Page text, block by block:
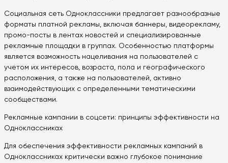
Социальная сеть Одноклассники предлагает разнообразные
форматы платной рекламы, включая баннеры, видеорекламу,
промо-посты в лентах новостей и специализированные
рекламные площадки в группах. Особенностью платформы
является возможность нацеливания на пользователей с
учетом их интересов, возраста, пола и географического
расположения, а также на пользователей, активно
взаимодействующих с определенными тематическими
сообществами.
Рекламные кампании в соцсети: принципы эффективности на
Одноклассниках
Для обеспечения эффективности рекламных кампаний в
Одноклассниках критически важно глубокое понимание